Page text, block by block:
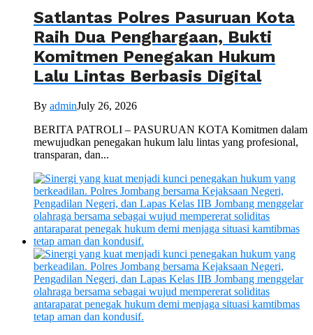
Satlantas Polres Pasuruan Kota
Raih Dua Penghargaan, Bukti
Komitmen Penegakan Hukum
Lalu Lintas Berbasis Digital
By adminJuly 26, 2026
BERITA PATROLI – PASURUAN KOTA Komitmen dalam
mewujudkan penegakan hukum lalu lintas yang profesional,
transparan, dan...